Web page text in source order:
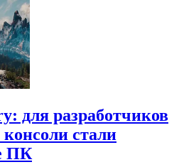
для разработчиков
стали
ПК